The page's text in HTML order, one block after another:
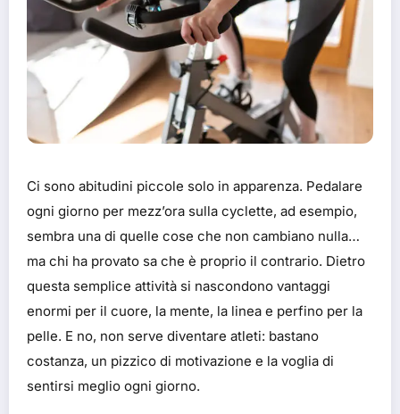
Ci sono abitudini piccole solo in apparenza. Pedalare
ogni giorno per mezz’ora sulla cyclette, ad esempio,
sembra una di quelle cose che non cambiano nulla…
ma chi ha provato sa che è proprio il contrario. Dietro
questa semplice attività si nascondono vantaggi
enormi per il cuore, la mente, la linea e perfino per la
pelle. E no, non serve diventare atleti: bastano
costanza, un pizzico di motivazione e la voglia di
sentirsi meglio ogni giorno.